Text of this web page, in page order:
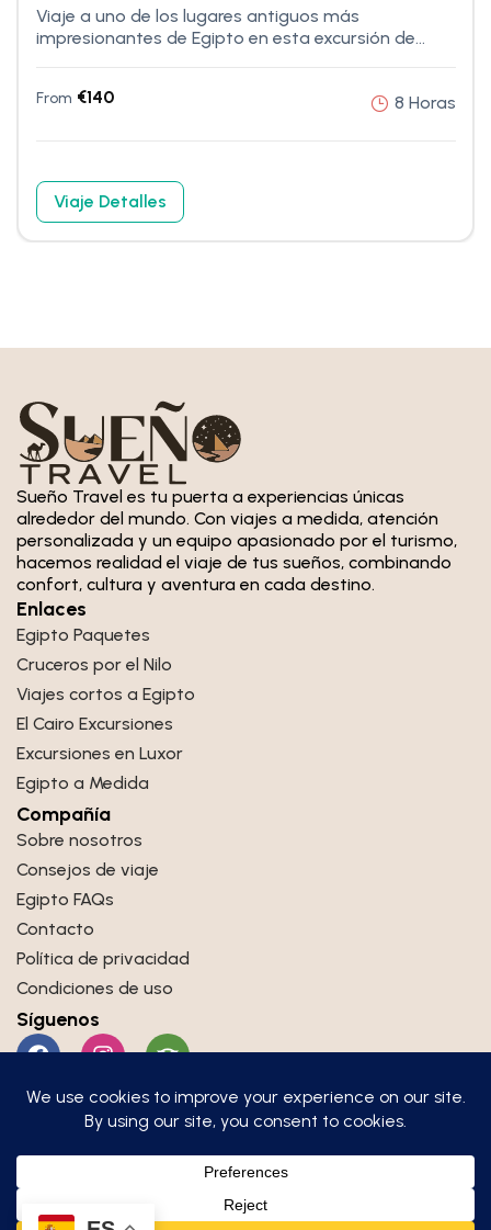
Viaje a uno de los lugares antiguos más
impresionantes de Egipto en esta excursión de...
From €140 8 Horas
Viaje Detalles
Sueño Travel es tu puerta a experiencias únicas
alrededor del mundo. Con viajes a medida, atención
personalizada y un equipo apasionado por el turismo,
hacemos realidad el viaje de tus sueños, combinando
confort, cultura y aventura en cada destino.
Enlaces
Egipto Paquetes
Cruceros por el Nilo
Viajes cortos a Egipto
El Cairo Excursiones
Excursiones en Luxor
Egipto a Medida
Compañía
Sobre nosotros
Consejos de viaje
Egipto FAQs
Contacto
Política de privacidad
Condiciones de uso
Síguenos
+20 111 057 2308
info@sueno-travel.com
Copyright © 2025 Sueño Travel. Todos los derechos